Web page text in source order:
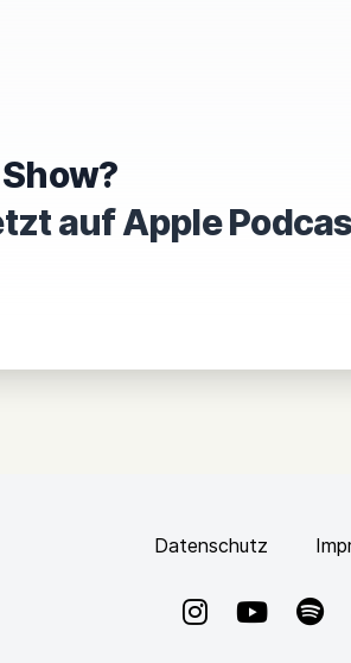
auf Apple
Datenschutz
InstagramYouTube